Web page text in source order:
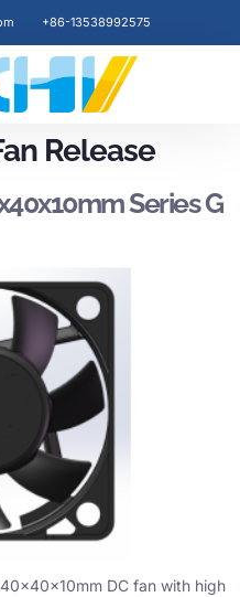
+86-13538992575
Release
Series G
DC fan with high